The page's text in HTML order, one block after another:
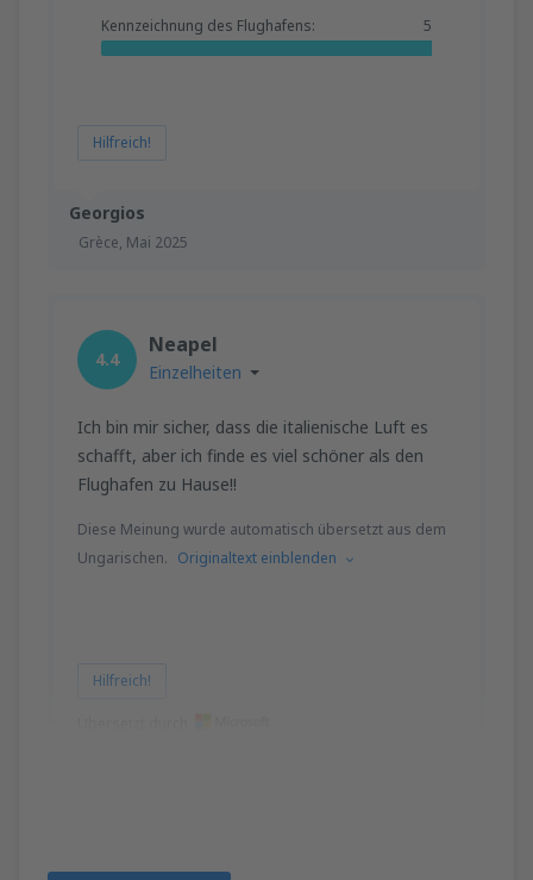
Georgios
Grèce, Mai 2025
Kennzeichnung des Flughafens: 5
Hilfreich!
4.4
Neapel
Einzelheiten
Ich bin mir sicher, dass die italienische Luft es
schafft, aber ich finde es viel schöner als den
Flughafen zu Hause!!
Diese Meinung wurde automatisch übersetzt aus dem
Ungarischen. Originaltext einblenden
Hilfreich!